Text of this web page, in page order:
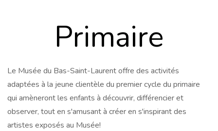
Primaire
Le Musée du Bas-Saint-Laurent offre des activités
adaptées à la jeune clientèle du premier cycle du primaire
qui amèneront les enfants à découvrir, différencier et
observer, tout en s'amusant à créer en s'inspirant des
artistes exposés au Musée!